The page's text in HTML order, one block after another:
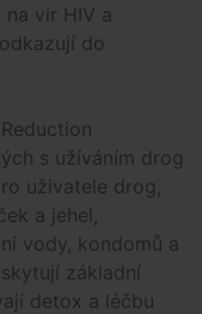
vir HIV a
do
s užíváním drog
uživatele drog,
a jehel,
vody, kondomů a
základní
detox a léčbu